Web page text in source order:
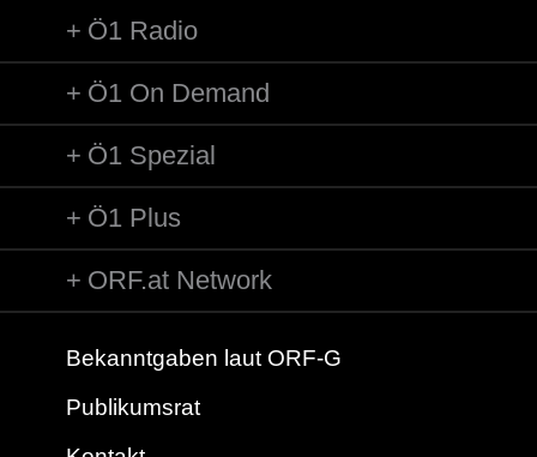
Ö1 Radio
Ö1 On Demand
Ö1 Spezial
Ö1 Plus
ORF.at Network
Bekanntgaben laut ORF-G
Publikumsrat